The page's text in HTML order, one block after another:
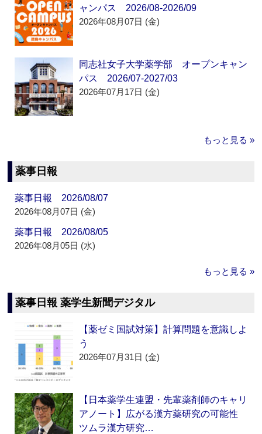
ャンパス 2026/08-2026/09
2026年08月07日 (金)
同志社女子大学薬学部 オープンキャン
パス 2026/07-2027/03
2026年07月17日 (金)
もっと見る »
薬事日報
薬事日報 2026/08/07
2026年08月07日 (金)
薬事日報 2026/08/05
2026年08月05日 (水)
もっと見る »
薬事日報 薬学生新聞デジタル
【薬ゼミ国試対策】計算問題を意識しよ
う
2026年07月31日 (金)
【日本薬学生連盟・先輩薬剤師のキャリ
アノート】広がる漢方薬研究の可能性
ツムラ漢方研究…